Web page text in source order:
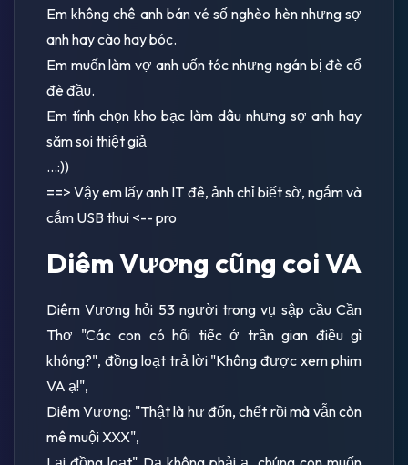
Em không chê anh bán vé số nghèo hèn nhưng sợ
anh hay cào hay bóc.
Em muốn làm vợ anh uốn tóc nhưng ngán bị đè cổ
đè đầu.
Em tính chọn kho bạc làm dâu nhưng sợ anh hay
săm soi thiệt giả
...:))
==> Vậy em lấy anh IT đê, ảnh chỉ biết sờ, ngắm và
cắm USB thui <-- pro
Diêm Vương cũng coi VA
Diêm Vương hỏi 53 người trong vụ sập cầu Cần
Thơ "Các con có hối tiếc ở trần gian điều gì
không?", đồng loạt trả lời "Không được xem phim
VA ạ!",
Diêm Vương: "Thật là hư đốn, chết rồi mà vẫn còn
mê muội XXX",